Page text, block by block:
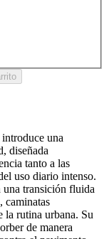
una
diseñada
tanto a las
uso diario intenso.
una transición fluida
caminatas
la rutina urbana. Su
de manera